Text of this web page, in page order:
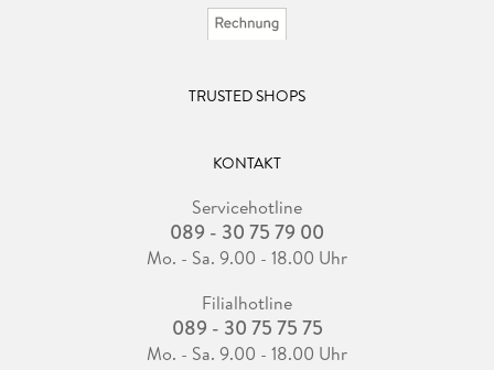
TRUSTED SHOPS
KONTAKT
Servicehotline
089 - 30 75 79 00
Mo. - Sa. 9.00 - 18.00 Uhr
Filialhotline
089 - 30 75 75 75
Mo. - Sa. 9.00 - 18.00 Uhr